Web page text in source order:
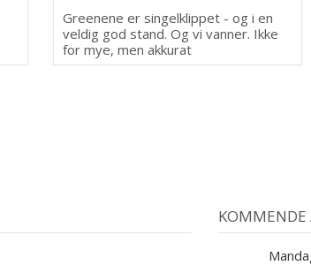
Greenene er singelklippet - og i en
veldig god stand. Og vi vanner. Ikke
for mye, men akkurat
tilstrekkelig.
KOMMENDE